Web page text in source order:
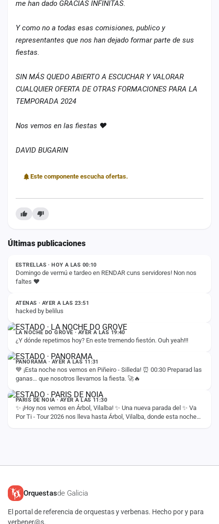
me han dado GRACIAS INFINITAS.
Y como no a todas esas comisiones, publico y
representantes que nos han dejado formar parte de sus
fiestas.
SIN MÁS QUEDO ABIERTO A ESCUCHAR Y VALORAR
CUALQUIER OFERTA DE OTRAS FORMACIONES PARA LA
TEMPORADA 2024
Nos vemos en las fiestas ❤️
DAVID BUGARIN
Este componente escucha ofertas.
Últimas publicaciones
ESTADO
ESTRELLAS · HOY A LAS 00:10
Domingo de vermú e tardeo en RENDAR cuns servidores! Non nos
faltes ❤️
ESTADO
ATENAS · AYER A LAS 23:51
hacked by belilus
ESTADO
LA NOCHE DO GROVE · AYER A LAS 19:40
¿Y dónde repetimos hoy? En este tremendo fiestón. Ouh yeah!!!
ESTADO
PANORAMA · AYER A LAS 11:31
💙 ¡Esta noche nos vemos en Piñeiro - Silleda! ⏰ 00:30 Preparad las
ganas… que nosotros llevamos la fiesta. 🚀🔥
ESTADO
PARIS DE NOIA · AYER A LAS 11:30
✨ ¡Hoy nos vemos en Árbol, Vilalba! ✨ Una nueva parada del ✨ Va
Por Ti - Tour 2026 nos lleva hasta Árbol, Vilalba, donde esta noche
Orquestasde Galicia
El portal de referencia de orquestas y verbenas. Hecho por y para
verbener@s.